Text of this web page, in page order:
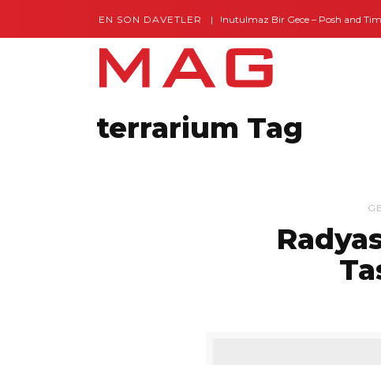
EN SON DAVETLERGaziantep’te Unutulmaz Bir Gece – Posh and
terrarium Tag